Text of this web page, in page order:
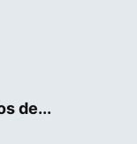
de...